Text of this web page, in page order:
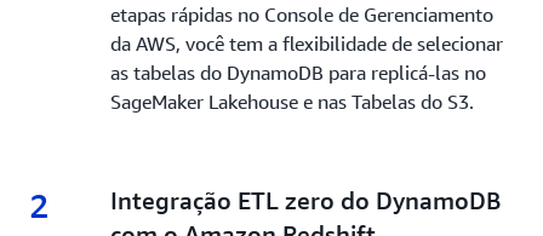
etapas rápidas no Console de Gerenciamento
da AWS, você tem a flexibilidade de selecionar
as tabelas do DynamoDB para replicá-las no
SageMaker Lakehouse e nas Tabelas do S3.
2 2.
Integração ETL zero do DynamoDB